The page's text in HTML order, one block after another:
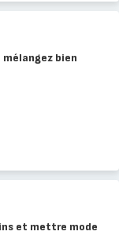
bien
et mettre mode